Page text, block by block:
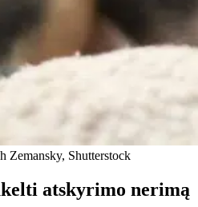
Zemansky, Shutterstock
atskyrimo nerimą